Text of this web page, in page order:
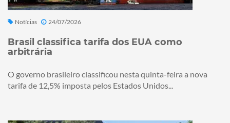
Notícias 24/07/2026
Brasil classifica tarifa dos EUA como
arbitrária
O governo brasileiro classificou nesta quinta-feira a nova
tarifa de 12,5% imposta pelos Estados Unidos...